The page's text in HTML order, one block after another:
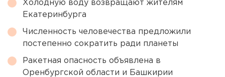
Холодную воду возвращают жителям
Екатеринбурга
Численность человечества предложили
постепенно сократить ради планеты
Ракетная опасность объявлена в
Оренбургской области и Башкирии